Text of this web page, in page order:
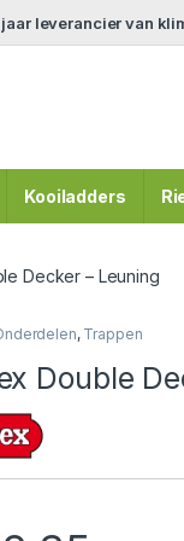
leverancier van
Kooiladders
Decker – Leuning
, Trappen
Double